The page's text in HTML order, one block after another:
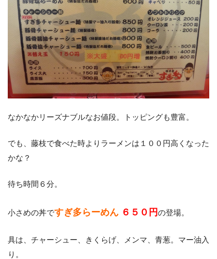
なかなかリーズナブルなお値段。トッピングも豊富。
でも、藤枝で食べた時よりラーメンは１００円高くなった
かな？
待ち時間６分。
小さめの丼ですぎ多らーめん ６５０円の登場。
具は、チャーシュー、きくらげ、メンマ、青葱。マー油入
り。